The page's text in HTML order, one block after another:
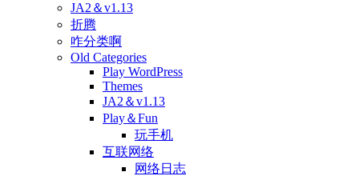
JA2＆v1.13
折腾
咋分类啊
Old Categories
Play WordPress
Themes
JA2＆v1.13
Play＆Fun
玩手机
互联网络
网络日志